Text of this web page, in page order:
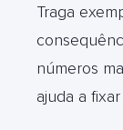
Traga
números
ajuda a